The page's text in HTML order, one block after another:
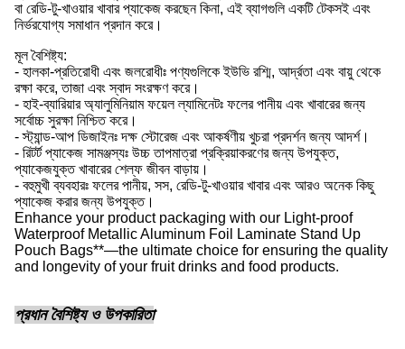
বা রেডি-টু-খাওয়ার খাবার প্যাকেজ করছেন কিনা, এই ব্যাগগুলি একটি টেকসই এবং
নির্ভরযোগ্য সমাধান প্রদান করে।
মূল বৈশিষ্ট্য:
- হালকা-প্রতিরোধী এবং জলরোধীঃ পণ্যগুলিকে ইউভি রশ্মি, আর্দ্রতা এবং বায়ু থেকে
রক্ষা করে, তাজা এবং স্বাদ সংরক্ষণ করে।
- হাই-ব্যারিয়ার অ্যালুমিনিয়াম ফয়েল ল্যামিনেটঃ ফলের পানীয় এবং খাবারের জন্য
সর্বোচ্চ সুরক্ষা নিশ্চিত করে।
- স্ট্যান্ড-আপ ডিজাইনঃ দক্ষ স্টোরেজ এবং আকর্ষণীয় খুচরা প্রদর্শন জন্য আদর্শ।
- রিটর্ট প্যাকেজ সামঞ্জস্যঃ উচ্চ তাপমাত্রা প্রক্রিয়াকরণের জন্য উপযুক্ত,
প্যাকেজযুক্ত খাবারের শেল্ফ জীবন বাড়ায়।
- বহুমুখী ব্যবহারঃ ফলের পানীয়, সস, রেডি-টু-খাওয়ার খাবার এবং আরও অনেক কিছু
প্যাকেজ করার জন্য উপযুক্ত।
Enhance your product packaging with our Light-proof
Waterproof Metallic Aluminum Foil Laminate Stand Up
Pouch Bags**—the ultimate choice for ensuring the quality
and longevity of your fruit drinks and food products.
প্রধান বৈশিষ্ট্য ও উপকারিতা